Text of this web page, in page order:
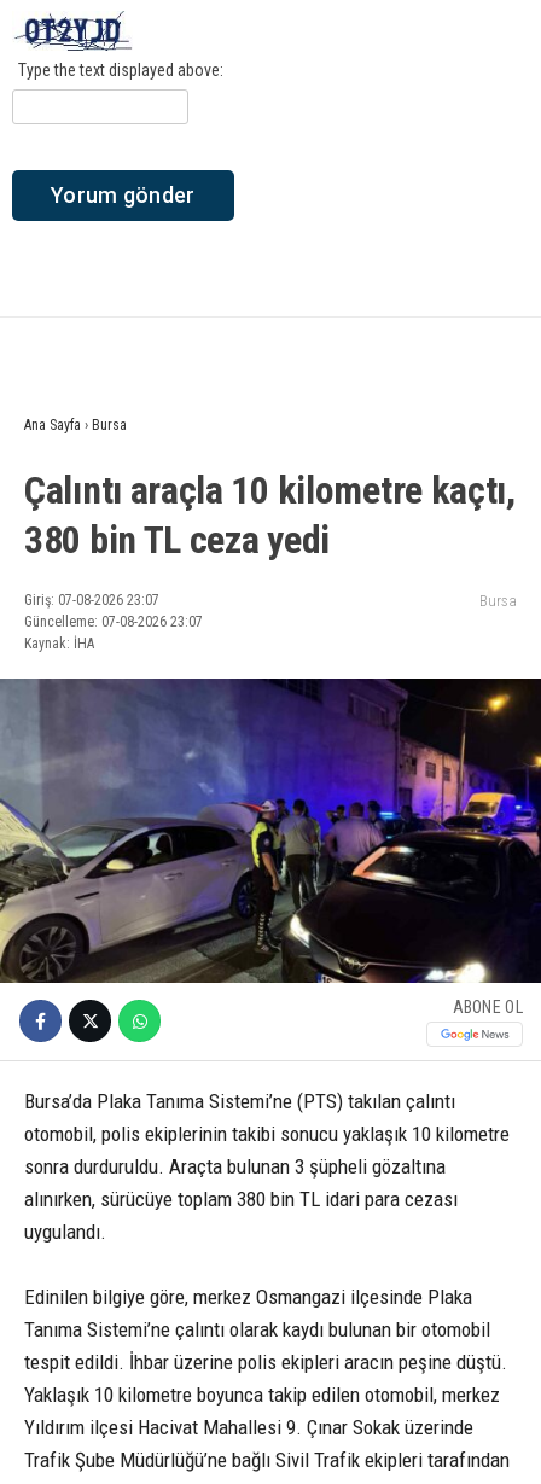
Type the text displayed above:
Ana Sayfa › Bursa
Çalıntı araçla 10 kilometre kaçtı,
380 bin TL ceza yedi
Giriş: 07-08-2026 23:07
Güncelleme: 07-08-2026 23:07
Kaynak: İHA
Bursa
ABONE OL
Bursa’da Plaka Tanıma Sistemi’ne (PTS) takılan çalıntı
otomobil, polis ekiplerinin takibi sonucu yaklaşık 10 kilometre
sonra durduruldu. Araçta bulunan 3 şüpheli gözaltına
alınırken, sürücüye toplam 380 bin TL idari para cezası
uygulandı.
Edinilen bilgiye göre, merkez Osmangazi ilçesinde Plaka
Tanıma Sistemi’ne çalıntı olarak kaydı bulunan bir otomobil
tespit edildi. İhbar üzerine polis ekipleri aracın peşine düştü.
Yaklaşık 10 kilometre boyunca takip edilen otomobil, merkez
Yıldırım ilçesi Hacivat Mahallesi 9. Çınar Sokak üzerinde
Trafik Şube Müdürlüğü’ne bağlı Sivil Trafik ekipleri tarafından